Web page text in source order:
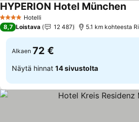
4 Tähtiluokitus
Hotelli
HYPERION Hotel München
8,7 Loistava 12 487 5.1 km kohteesta
Alkaen 72 €
Näytä hinnat 14 sivustolta